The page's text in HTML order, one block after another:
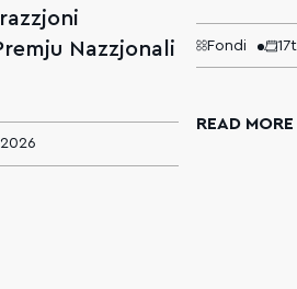
Nazzjonali
Fondi
READ MORE